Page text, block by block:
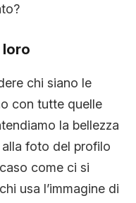
loro
chi siano le
con tutte quelle
la bellezza
foto del profilo
come ci si
usa l’immagine di